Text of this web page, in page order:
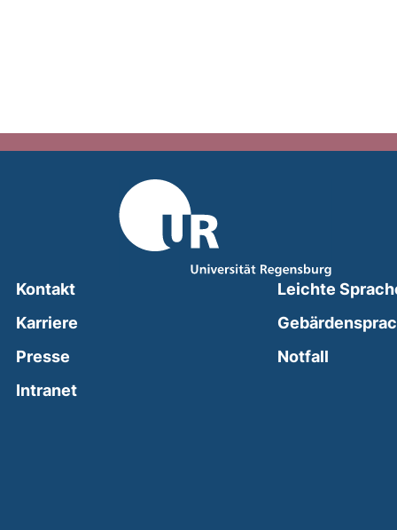
Kontakt
Karriere
Presse
Intranet(external link, opens in a new window)
Leichte
Notfall